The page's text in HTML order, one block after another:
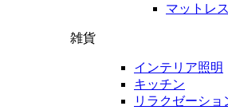
マットレス
雑貨
インテリア照明
キッチン
リラクゼーショ